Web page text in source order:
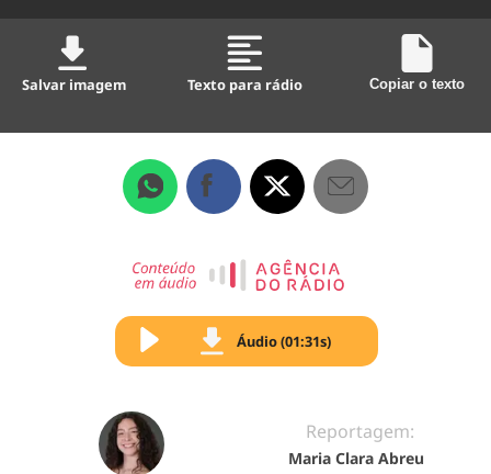
Salvar imagem Texto para rádio Copiar o texto
Áudio (01:31s)
Reportagem:
Maria Clara Abreu